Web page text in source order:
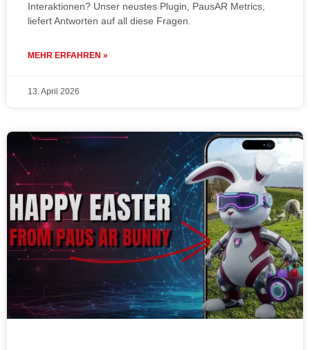
Interaktionen? Unser neustes Plugin, PausAR Metrics,
liefert Antworten auf all diese Fragen.
MEHR ERFAHREN »
13. April 2026